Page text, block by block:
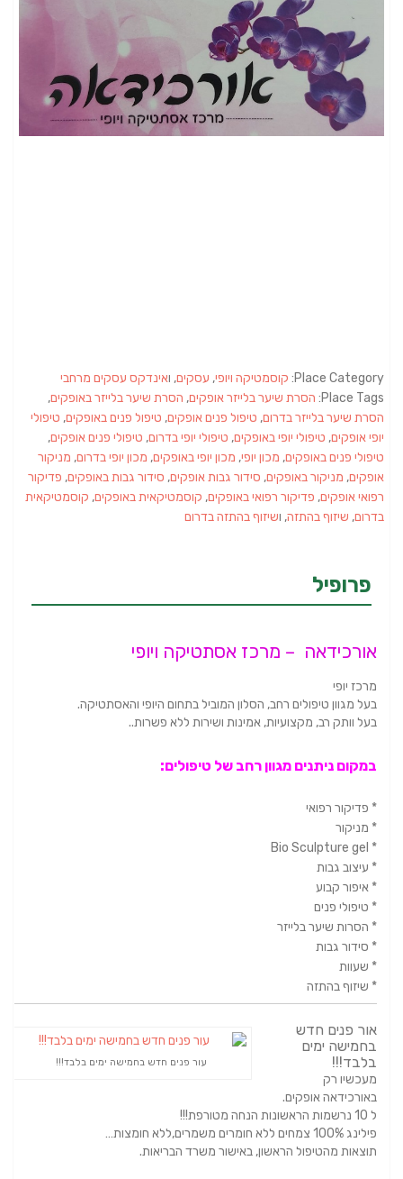
Place Category: קוסמטיקה ויופי, עסקים, ואינדקס עסקים מרחבי
Place Tags: הסרת שיער בלייזר אופקים, הסרת שיער בלייזר באופקים,
הסרת שיער בלייזר בדרום, טיפול פנים אופקים, טיפול פנים באופקים, טיפולי
יופי אופקים, טיפולי יופי באופקים, טיפולי יופי בדרום, טיפולי פנים אופקים,
טיפולי פנים באופקים, מכון יופי, מכון יופי באופקים, מכון יופי בדרום, מניקור
אופקים, מניקור באופקים, סידור גבות אופקים, סידור גבות באופקים, פדיקור
רפואי אופקים, פדיקור רפואי באופקים, קוסמטיקאית באופקים, קוסמטיקאית
בדרום, שיזוף בהתזה, ושיזוף בהתזה בדרום
פרופיל
אורכידאה – מרכז אסתטיקה ויופי
מרכז יופי
בעל מגוון טיפולים רחב, הסלון המוביל בתחום היופי והאסתטיקה.
בעל וותק רב, מקצועיות, אמינות ושירות ללא פשרות..
במקום ניתנים מגוון רחב של טיפולים:
* פדיקור רפואי
* מניקור
* Bio Sculpture gel
* עיצוב גבות
* איפור קבוע
* טיפולי פנים
* הסרות שיער בלייזר
* סידור גבות
* שעוות
* שיזוף בהתזה
עור פנים חדש בחמישה ימים בלבד!!!
אור פנים חדש
בחמישה ימים
בלבד!!!
מעכשיו רק
באורכידאה אופקים.
ל 10 נרשמות הראשונות הנחה מטורפת!!!
פילינג 100% צמחים ללא חומרים משמרים,ללא חומצות…
תוצאות מהטיפול הראשון, באישור משרד הבריאות.